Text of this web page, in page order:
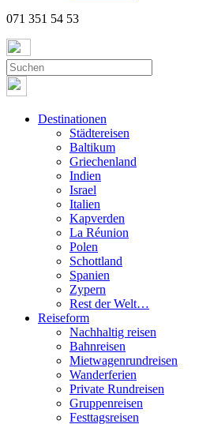
071 351 54 53
Destinationen
Städtereisen
Baltikum
Griechenland
Indien
Israel
Italien
Kapverden
La Réunion
Polen
Schottland
Spanien
Zypern
Rest der Welt…
Reiseform
Nachhaltig reisen
Bahnreisen
Mietwagenrundreisen
Wanderferien
Private Rundreisen
Gruppenreisen
Festtagsreisen